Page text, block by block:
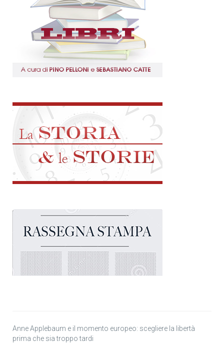
Anne Applebaum e il momento europeo: scegliere la libertà
prima che sia troppo tardi